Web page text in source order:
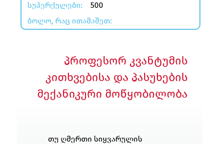
ᲡᲣᲞᲔᲠᲥᲣᲚᲔᲑᲘ:
500
ᲑᲝᲚᲝ, ᲠᲐᲪ ᲘᲗᲐᲛᲐᲨᲔᲗ:
პროფესორ კვანტუმის
კითხვებისა და პასუხების
მექანიკური მოწყობილობა
თუ ღმერთი სიყვარულის